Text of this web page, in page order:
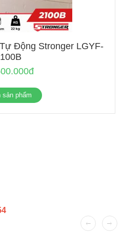
Động Stronger LGYF-
sản phẩm